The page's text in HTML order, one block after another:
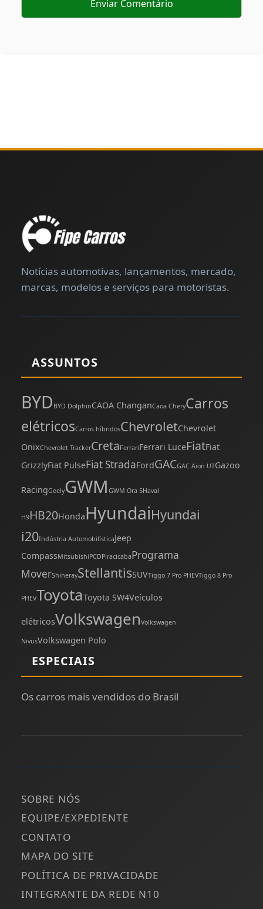
Notícias automotivas, lançamentos, mercado,
marcas, modelos e serviços para motoristas.
ASSUNTOS
BYD BYD DolphinCAOA ChanganCaoa CheryCarros
elétricosCarros híbridosChevroletChevrolet
OnixChevrolet TrackerCretaFerrariFerrari LuceFiatFiat
GrizzlyFiat PulseFiat StradaFordGACGAC Aion UTGazoo
RacingGeelyGWM GWM Ora 5Haval
H9HB20HondaHyundaiHyundai
i20Indústria AutomobilísticaJeep
CompassMitsubishiPCDPiracicabaPrograma
MoverShinerayStellantisSUVTiggo 7 Pro PHEVTiggo 8 Pro
PHEVToyotaToyota SW4Veículos
elétricosVolkswagenVolkswagen
NivusVolkswagen Polo
ESPECIAIS
Os carros mais vendidos do Brasil
SOBRE NÓS
EQUIPE/EXPEDIENTE
CONTATO
MAPA DO SITE
POLÍTICA DE PRIVACIDADE
INTEGRANTE DA REDE N10